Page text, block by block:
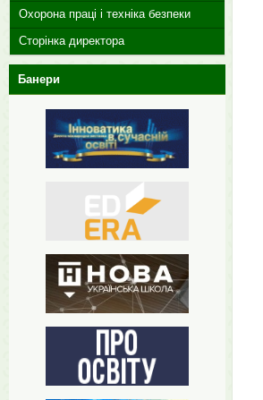
Охорона праці і техніка безпеки
Сторінка директора
Банери